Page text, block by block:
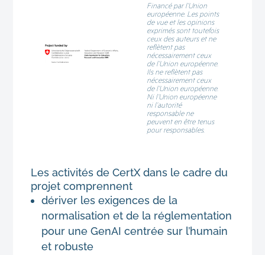
Financé par l’Union
européenne. Les points
de vue et les opinions
exprimés sont toutefois
ceux des auteurs et ne
reflètent pas
nécessairement ceux
de l’Union européenne.
Ils ne reflètent pas
nécessairement ceux
de l’Union européenne.
Ni l’Union européenne
ni l’autorité
responsable ne
peuvent en être tenus
pour responsables.
Les activités de CertX dans le cadre du
projet comprennent
dériver les exigences de la
normalisation et de la réglementation
pour une GenAI centrée sur l’humain
et robuste